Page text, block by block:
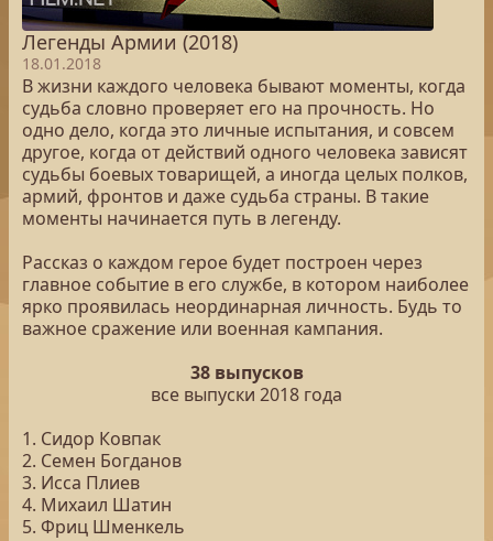
Легенды Армии (2018)
18.01.2018
В жизни каждого человека бывают моменты, когда
судьба словно проверяет его на прочность. Но
одно дело, когда это личные испытания, и совсем
другое, когда от действий одного человека зависят
судьбы боевых товарищей, а иногда целых полков,
армий, фронтов и даже судьба страны. В такие
моменты начинается путь в легенду.
Рассказ о каждом герое будет построен через
главное событие в его службе, в котором наиболее
ярко проявилась неординарная личность. Будь то
важное сражение или военная кампания.
38 выпусков
все выпуски 2018 года
1. Сидор Ковпак
2. Семен Богданов
3. Исса Плиев
4. Михаил Шатин
5. Фриц Шменкель